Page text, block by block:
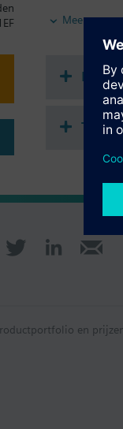
Aanvullende
Buiszijde met
Meer
en